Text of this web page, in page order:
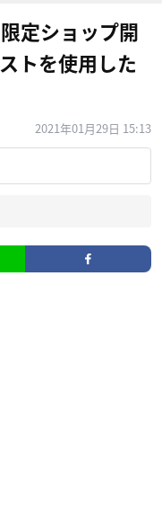
定ショップ開
トを使用した
2021年01月29日 15:13